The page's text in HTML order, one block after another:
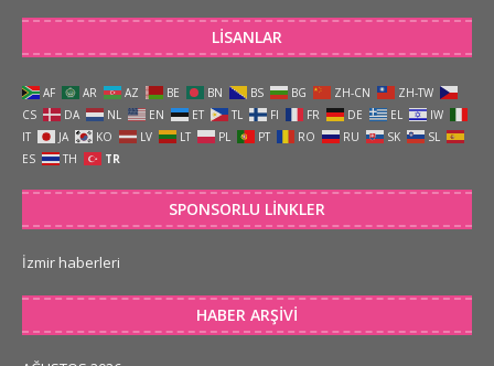
LISANLAR
AF AR AZ BE BN BS BG ZH-CN
ZH-TW
CS
DA NL EN ET TL FI FR DE EL
IW
IT
JA KO LV LT PL PT RO RU SK
SL
ES
TH TR
SPONSORLU LINKLER
İzmir haberleri
HABER ARŞIVI